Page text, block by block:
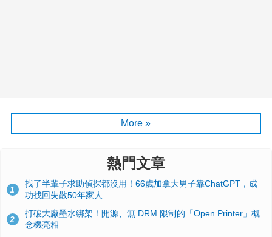
More »
熱門文章
1
找了半輩子求助偵探都沒用！66歲加拿大男子靠ChatGPT，成
功找回失散50年家人
2
打破大廠墨水綁架！開源、無 DRM 限制的「Open Printer」概
念機亮相